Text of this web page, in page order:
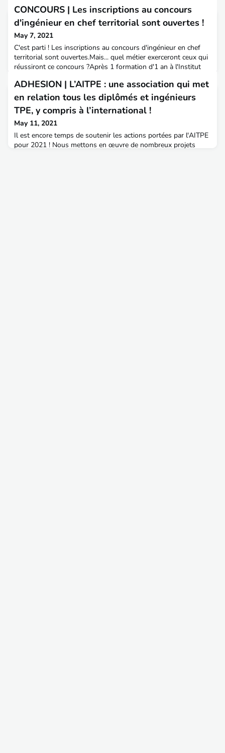
CONCOURS | Les inscriptions au concours
d'ingénieur en chef territorial sont ouvertes !
May 7, 2021
C'est parti ! Les inscriptions au concours d'ingénieur en chef
territorial sont ouvertes.Mais... quel métier exerceront ceux qui
réussiront ce concours ?Après 1 formation d'1 an à l'Institut
territoriaux seront en poste au sein de grandes collectivités
pour exercer des fonctions de pilotage stratégique dans les
domaines à caractère s
ADHESION | L’AITPE : une association qui met
en relation tous les diplômés et ingénieurs
TPE, y compris à l’international !
May 11, 2021
Il est encore temps de soutenir les actions portées par l'AITPE
pour 2021 ! Nous mettons en œuvre de nombreux projets